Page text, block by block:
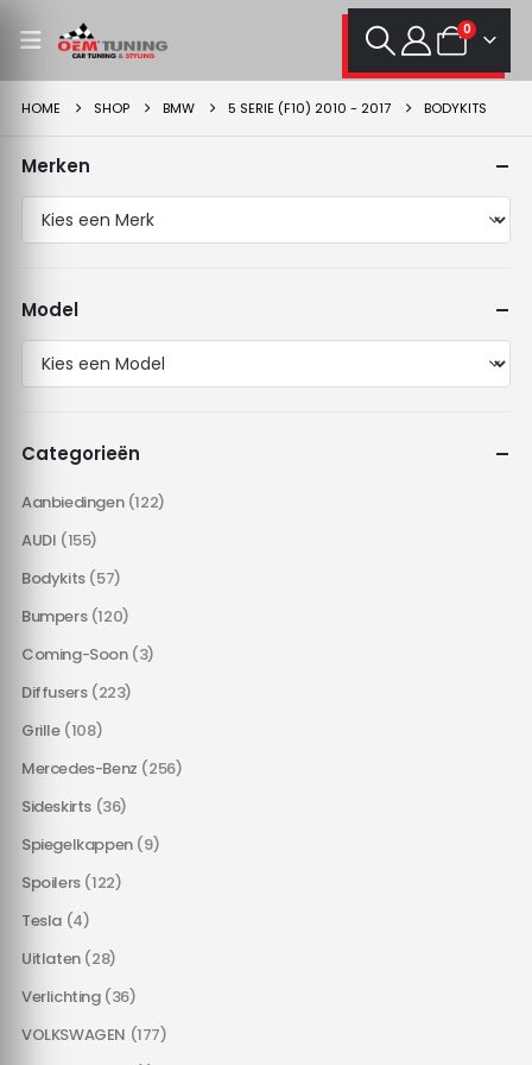
0
HOME SHOP BMW 5 SERIE (F10) 2010 - 2017 BODYKITS
Merken
Model
Categorieën
Aanbiedingen (122)
AUDI (155)
Bodykits (57)
Bumpers (120)
Coming-Soon (3)
Diffusers (223)
Grille (108)
Mercedes-Benz (256)
Sideskirts (36)
Spiegelkappen (9)
Spoilers (122)
Tesla (4)
Uitlaten (28)
Verlichting (36)
VOLKSWAGEN (177)